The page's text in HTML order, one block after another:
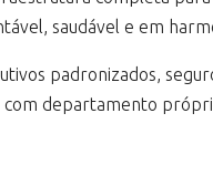
saudável e em
padronizados,
com departamento